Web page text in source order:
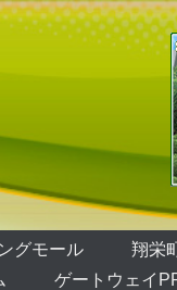
グモール 翔栄
ゲートウェイ